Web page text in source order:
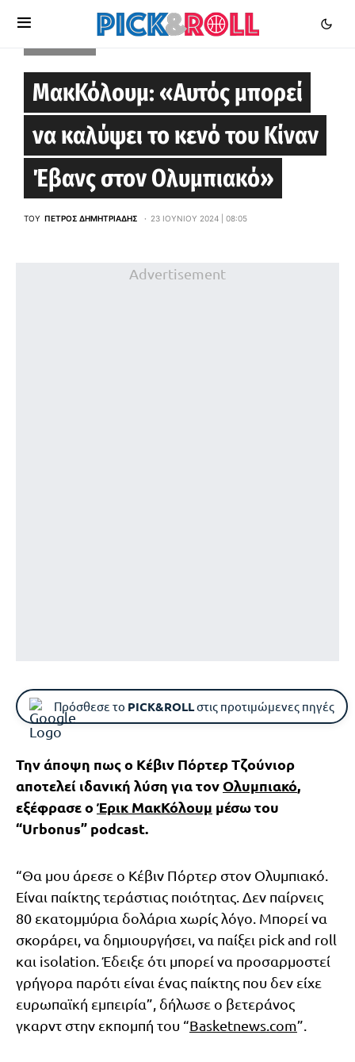
ΜακΚόλουμ: «Αυτός μπορεί
να καλύψει το κενό του Κίναν
Έβανς στον Ολυμπιακό»
ΤΟΥ ΠΈΤΡΟΣ ΔΗΜΗΤΡΙΆΔΗΣ 23 ΙΟΥΝΊΟΥ 2024 | 08:05
Advertisement
Πρόσθεσε το PICK&ROLLστις προτιμώμενες πηγές
Την άποψη πως ο Κέβιν Πόρτερ Τζούνιορ
αποτελεί ιδανική λύση για τον Ολυμπιακό,
εξέφρασε ο Έρικ ΜακΚόλουμ μέσω του
“Urbonus” podcast.
“Θα μου άρεσε ο Κέβιν Πόρτερ στον Ολυμπιακό.
Είναι παίκτης τεράστιας ποιότητας. Δεν παίρνεις
80 εκατομμύρια δολάρια χωρίς λόγο. Μπορεί να
σκοράρει, να δημιουργήσει, να παίξει pick and roll
και isolation. Έδειξε ότι μπορεί να προσαρμοστεί
γρήγορα παρότι είναι ένας παίκτης που δεν είχε
ευρωπαϊκή εμπειρία”, δήλωσε ο βετεράνος
γκαρντ στην εκπομπή του “Basketnews.com”.